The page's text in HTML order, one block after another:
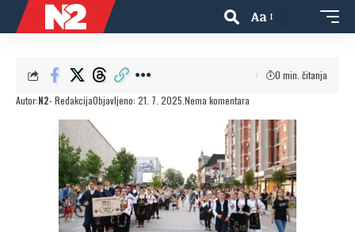
Aa
Autor:N2- RedakcijaObjavljeno: 21. 7. 2025. Nema komentara
0 min. čitanja